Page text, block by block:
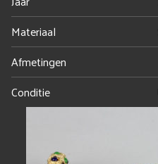
Materiaal
Afmetingen
Conditie